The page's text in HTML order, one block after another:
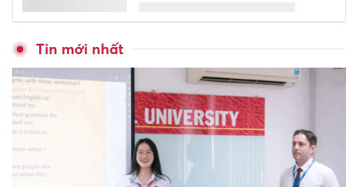
Điểm chuẩn Trường Đại học
Khoa học Tự nhiên TPHCM
cao nhất 29,32 điểm